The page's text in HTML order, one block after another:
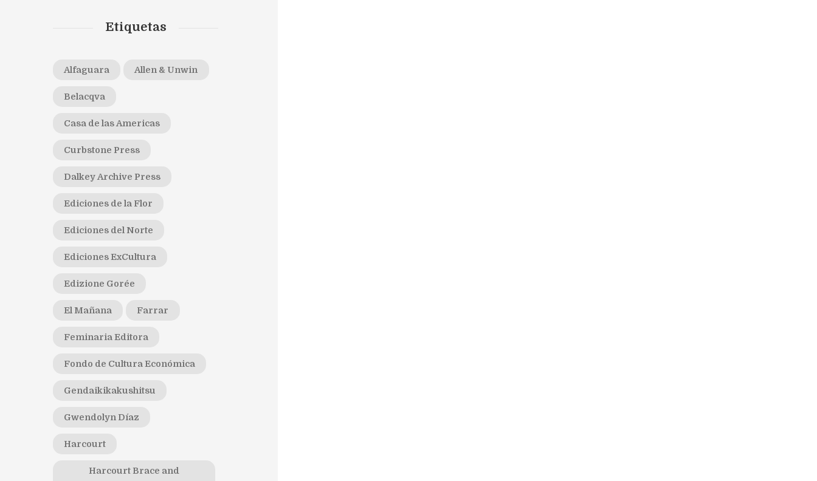
Etiquetas
Alfaguara Allen & Unwin
Belacqva
Casa de las Americas
Curbstone Press
Dalkey Archive Press
Ediciones de la Flor
Ediciones del Norte
Ediciones ExCultura
Edizione Gorée
El Mañana Farrar
Feminaria Editora
Fondo de Cultura Económica
Gendaikikakushitsu
Gwendolyn Díaz
Harcourt
Harcourt Brace and